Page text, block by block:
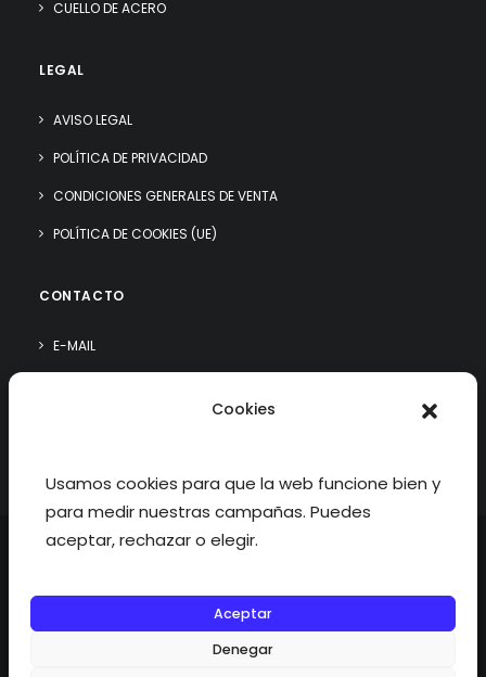
Cookies
Usamos cookies para que la web funcione bien y
para medir nuestras campañas. Puedes
aceptar, rechazar o elegir.
Aceptar
Denegar
CUELLO DE ACERO
LEGAL
AVISO LEGAL
POLÍTICA DE PRIVACIDAD
CONDICIONES GENERALES DE VENTA
POLÍTICA DE COOKIES (UE)
CONTACTO
E-MAIL
©2026 fisioterapiatualcance todos los derechos reservados.